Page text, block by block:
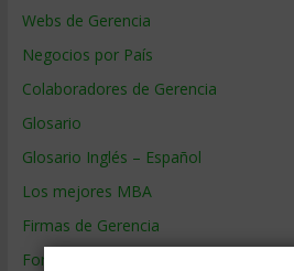
Webs de Gerencia
Negocios por País
Colaboradores de Gerencia
Glosario
Glosario Inglés – Español
Los mejores MBA
Firmas de Gerencia
Formación de Gerencia